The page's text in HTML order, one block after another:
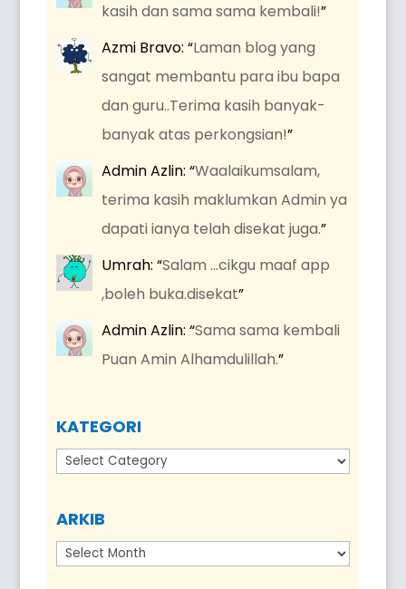
kasih dan sama sama kembali!”
Azmi Bravo: “Laman blog yang
sangat membantu para ibu bapa
dan guru..Terima kasih banyak-
banyak atas perkongsian!”
Admin Azlin: “Waalaikumsalam,
terima kasih maklumkan Admin ya
dapati ianya telah disekat juga.”
Umrah: “Salam …cikgu maaf app
,boleh buka.disekat”
Admin Azlin: “Sama sama kembali
Puan Amin Alhamdulillah.”
KATEGORI
Kategori
ARKIB
Arkib